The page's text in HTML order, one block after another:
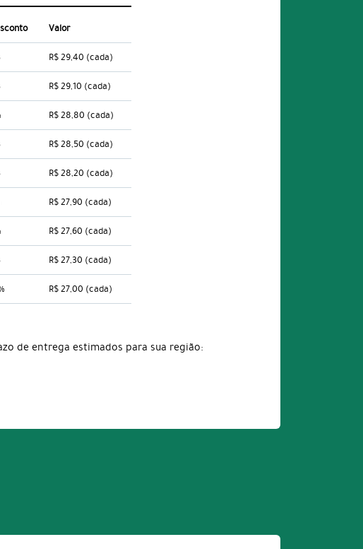
Valor
R$ 29,40 (cada)
R$ 29,10 (cada)
R$ 28,80 (cada)
R$ 28,50 (cada)
R$ 28,20 (cada)
R$ 27,90 (cada)
R$ 27,60 (cada)
R$ 27,30 (cada)
R$ 27,00 (cada)
de entrega estimados para sua região: